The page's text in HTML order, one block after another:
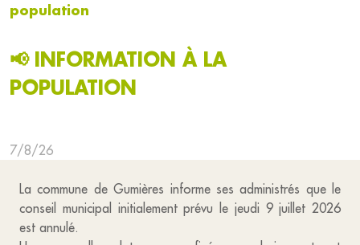
population
📢 INFORMATION À LA
POPULATION
7/8/26
La commune de Gumières informe ses administrés que le
conseil municipal initialement prévu le jeudi 9 juillet 2026
est annulé.